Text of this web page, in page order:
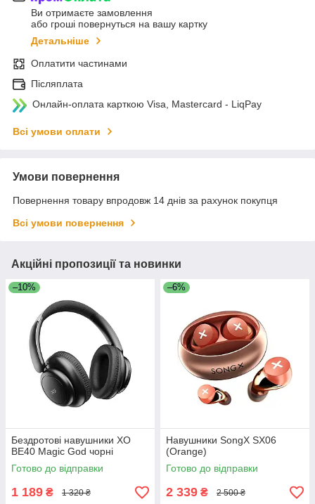
Ви отримаєте замовлення
або гроші повернуться на вашу картку
Детальніше
Оплатити частинами
Післяплата
Онлайн-оплата карткою Visa, Mastercard - LiqPay
Всі умови оплати
Умови повернення
Повернення товару впродовж 14 днів за рахунок покупця
Всі умови повернення
Акційні пропозиції та новинки
–10%
Бездротові навушники XO
BE40 Magic God чорні
Готово до відправки
1 189 ₴ 1 320 ₴
–6%
Навушники SongX SX06
(Orange)
Готово до відправки
2 339 ₴ 2 500 ₴